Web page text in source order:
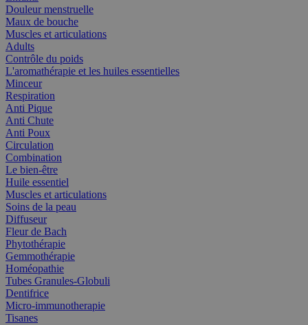
Douleur menstruelle
Maux de bouche
Muscles et articulations
Adults
Contrôle du poids
L'aromathérapie et les huiles essentielles
Minceur
Respiration
Anti Pique
Anti Chute
Anti Poux
Circulation
Combination
Le bien-être
Huile essentiel
Muscles et articulations
Soins de la peau
Diffuseur
Fleur de Bach
Phytothérapie
Gemmothérapie
Homéopathie
Tubes Granules-Globuli
Dentifrice
Micro-immunotherapie
Tisanes